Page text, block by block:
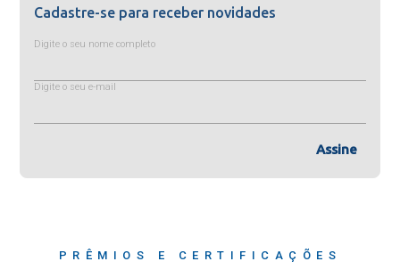
Cadastre-se para receber novidades
Digite o seu nome completo
Digite o seu e-mail
Assine
PRÊMIOS E CERTIFICAÇÕES